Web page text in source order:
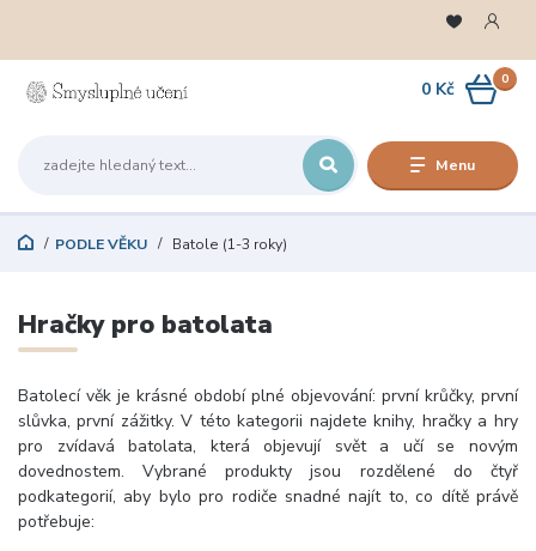
Menu
0
0 Kč
PODLE VĚKU Batole (1-3 roky)
Hračky pro batolata
Batolecí věk je krásné období plné objevování: první krůčky, první
slůvka, první zážitky. V této kategorii najdete knihy, hračky a hry
pro zvídavá batolata, která objevují svět a učí se novým
dovednostem. Vybrané produkty jsou rozdělené do čtyř
podkategorií, aby bylo pro rodiče snadné najít to, co dítě právě
potřebuje: